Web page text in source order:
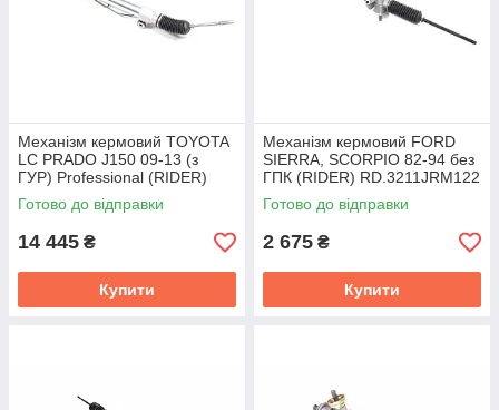
Механізм кермовий TOYOTA
LC PRADO J150 09-13 (з
ГУР) Professional (RIDER)
RD.321100015
Готово до відправки
14 445 ₴
Купити
Механізм кермовий FORD
SIERRA, SCORPIO 82-94 без
ГПК (RIDER) RD.3211JRM122
Готово до відправки
2 675 ₴
Купити